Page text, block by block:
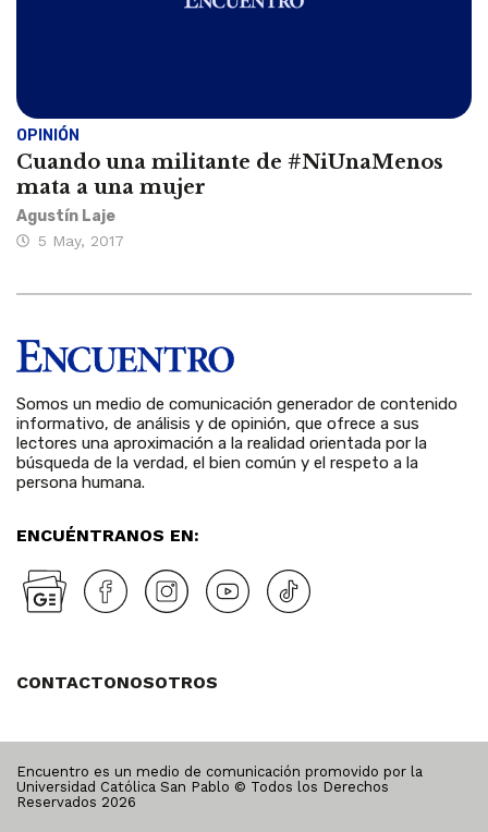
OPINIÓN
Cuando una militante de #NiUnaMenos
mata a una mujer
Agustín Laje
5 May, 2017
Somos un medio de comunicación generador de contenido
informativo, de análisis y de opinión, que ofrece a sus
lectores una aproximación a la realidad orientada por la
búsqueda de la verdad, el bien común y el respeto a la
persona humana.
ENCUÉNTRANOS EN:
CONTACTONOSOTROS
Encuentro es un medio de comunicación promovido por la
Universidad Católica San Pablo © Todos los Derechos
Reservados 2026